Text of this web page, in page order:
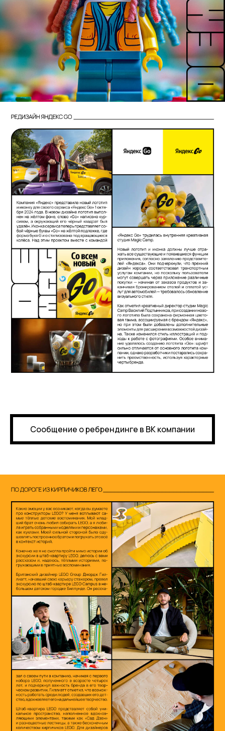
Сообщение о ребрендинге в ВК компании